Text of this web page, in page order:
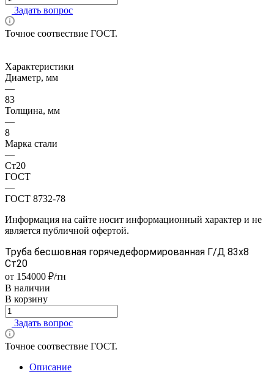
Задать вопрос
Точное соотвествие ГОСТ.
Характеристики
Диаметр, мм
—
83
Толщина, мм
—
8
Марка стали
—
Ст20
ГОСТ
—
ГОСТ 8732-78
Информация на сайте носит информационный характер и не
является публичной офертой.
Труба бесшовная горячедеформированная Г/Д 83х8
Ст20
от 154000 ₽/тн
В наличии
В корзину
Задать вопрос
Точное соотвествие ГОСТ.
Описание